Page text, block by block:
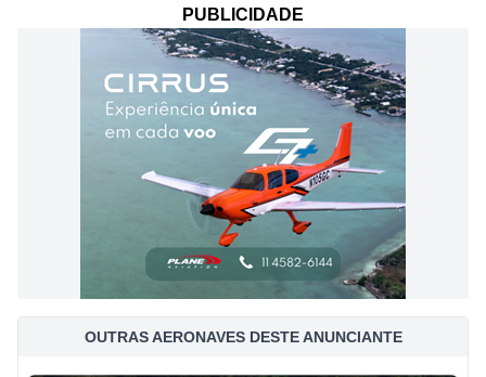
PUBLICIDADE
OUTRAS AERONAVES DESTE ANUNCIANTE